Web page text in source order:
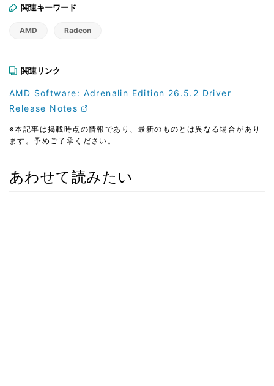
関連キーワード
AMD Radeon
関連リンク
AMD Software: Adrenalin Edition 26.5.2 Driver
Release Notes
※本記事は掲載時点の情報であり、最新のものとは異なる場合があり
ます。予めご了承ください。
あわせて読みたい